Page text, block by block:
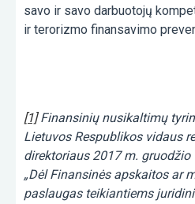
savo ir savo darbuotojų
ir terorizmo finansavimo
[1]Finansinių nusikaltimų
Lietuvos Respublikos vidaus
direktoriaus 2017 m. gruodžio
„Dėl Finansinės apskaitos ar
paslaugas teikiantiems